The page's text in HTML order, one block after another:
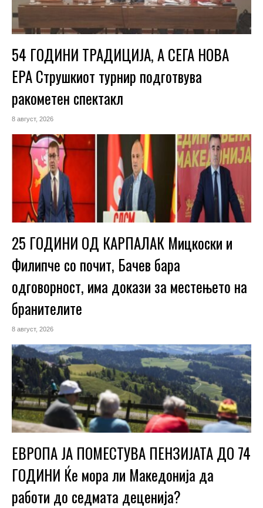
54 ГОДИНИ ТРАДИЦИЈА, А СЕГА НОВА
ЕРА Струшкиот турнир подготвува
ракометен спектакл
8 август, 2026
25 ГОДИНИ ОД КАРПАЛАК Мицкоски и
Филипче со почит, Бачев бара
одговорност, има докази за местењето на
бранителите
8 август, 2026
ЕВРОПА ЈА ПОМЕСТУВА ПЕНЗИЈАТА ДО 74
ГОДИНИ Ќе мора ли Македонија да
работи до седмата деценија?